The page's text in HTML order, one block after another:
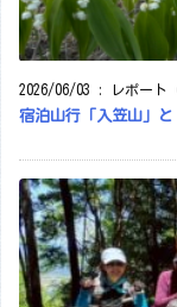
2026/06/03 : レポート
宿泊山行「入笠山」と